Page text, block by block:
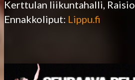
Kerttulan liikuntahalli, Raisio
Ennakkoliput: Lippu.fi